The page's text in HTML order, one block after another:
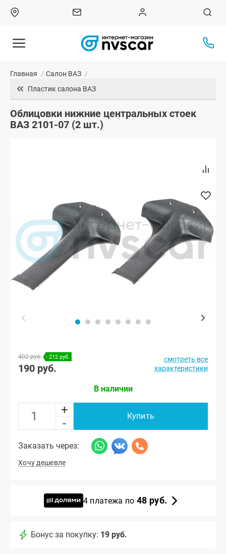
Главная / Салон ВАЗ /
Пластик салона ВАЗ
Облицовки нижние центральных стоек
ВАЗ 2101-07 (2 шт.)
402 руб. - 212 руб.
190 руб.
смотреть все
характеристики
В наличии
+
-
Купить
Заказать через:
Хочу дешевле
4 платежа по 48 руб.
Бонус за покупку: 19 руб.